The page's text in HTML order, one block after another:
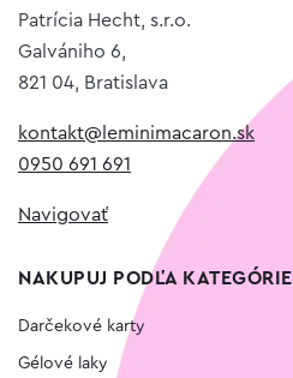
Patrícia Hecht, s.r.o.
Galvániho 6,
821 04, Bratislava
kontakt@leminimacaron.sk
0950 691 691
Navigovať
NAKUPUJ PODĽA KATEGÓRIE
Darčekové karty
Gélové laky